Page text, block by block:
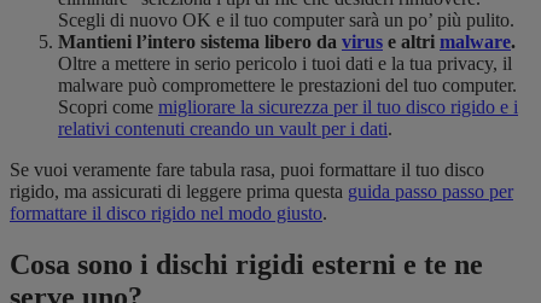
Scegli di nuovo OK e il tuo computer sarà un po’ più pulito.
Mantieni l’intero sistema libero da virus e altri malware.
Oltre a mettere in serio pericolo i tuoi dati e la tua privacy, il
malware può compromettere le prestazioni del tuo computer.
Scopri come migliorare la sicurezza per il tuo disco rigido e i
relativi contenuti creando un vault per i dati.
Se vuoi veramente fare tabula rasa, puoi formattare il tuo disco
rigido, ma assicurati di leggere prima questa guida passo passo per
formattare il disco rigido nel modo giusto.
Cosa sono i dischi rigidi esterni e te ne